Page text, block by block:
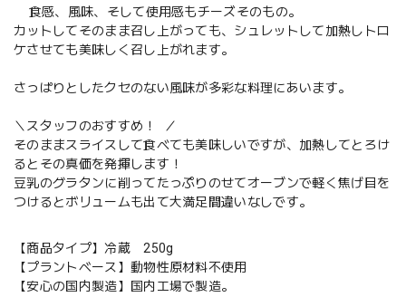
食感、風味、そして使用感もチーズそのもの。
カットしてそのまま召し上がっても、シュレットして加熱しトロ
ケさせても美味しく召し上がれます。
さっぱりとしたクセのない風味が多彩な料理にあいます。
＼スタッフのおすすめ！ ／
そのままスライスして食べても美味しいですが、加熱してとろけ
るとその真価を発揮します！
豆乳のグラタンに削ってたっぷりのせてオーブンで軽く焦げ目を
つけるとボリュームも出て大満足間違いなしです。
【商品タイプ】冷蔵 250g
【プラントベース】動物性原材料不使用
【安心の国内製造】国内工場で製造。